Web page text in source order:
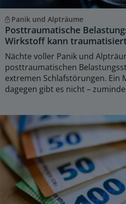
Panik und Alpträume
Posttraumatische
Wirkstoff kann
Nächte voller Panik und
posttraumatischen
extremen Schlafstörungen. Ein
dagegen gibt es nicht –